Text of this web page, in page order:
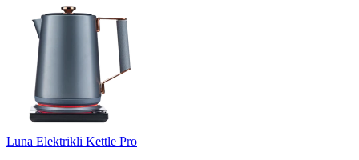
Luna Elektrikli Kettle Pro